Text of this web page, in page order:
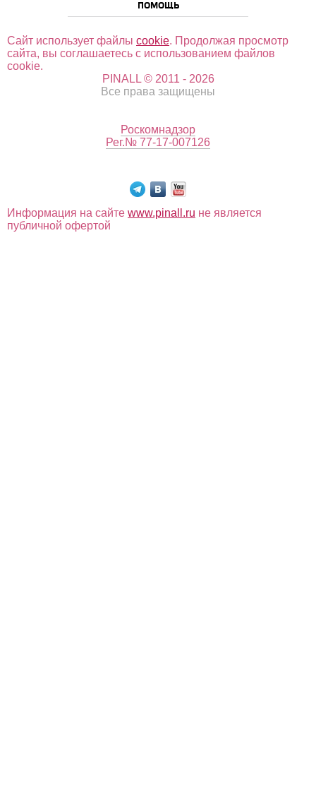
ПОМОЩЬ
Сайт использует файлы cookie. Продолжая просмотр
сайта, вы соглашаетесь с использованием файлов
cookie.
PINALL © 2011 - 2026
Все права защищены
Роскомнадзор
Рег.№ 77-17-007126
Информация на сайте www.pinall.ru не является
публичной офертой